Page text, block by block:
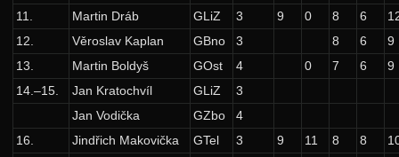
11.
Martin Dráb GLiZ 3 9 0 8 6
12.
Věroslav Kaplan GBno 3 8 6
9
13.
Martin Boldyš GOst 4 0 7 6
9
14.–15.
Jan Kratochvíl GLiZ
3
Jan Vodička
GZbo
4
16.
Jindřich Makovička GTel 3 9 11 8 8
30. ročník: 17/18
29. ročník: 16/17
28. ročník: 15/16
27. ročník: 14/15
26. ročník: 13/14